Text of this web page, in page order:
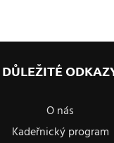
DŮLEŽITÉ
O nás
Kadeřnický program